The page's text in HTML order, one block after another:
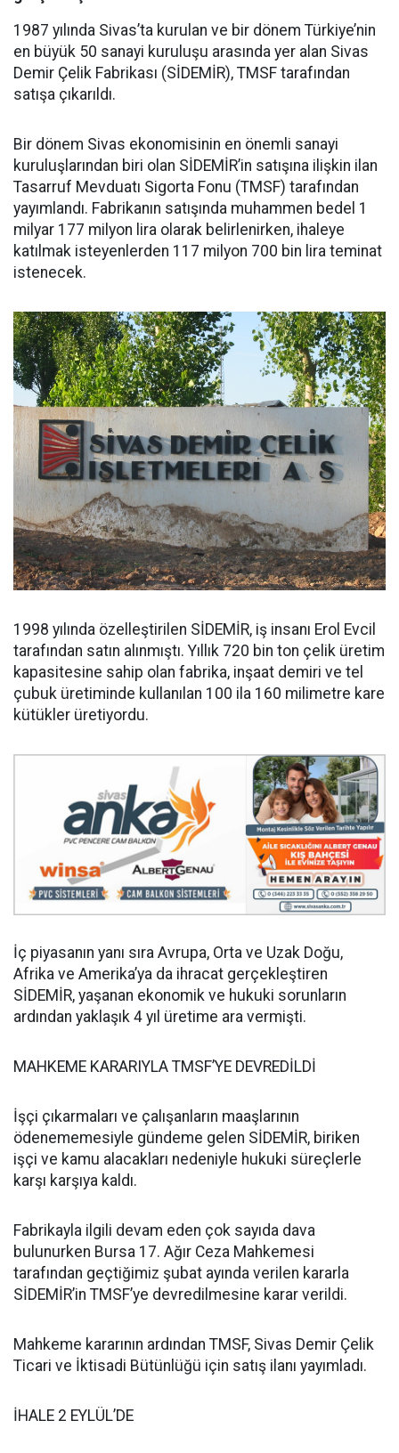
1987 yılında Sivas’ta kurulan ve bir dönem Türkiye’nin
en büyük 50 sanayi kuruluşu arasında yer alan Sivas
Demir Çelik Fabrikası (SİDEMİR), TMSF tarafından
satışa çıkarıldı.
Bir dönem Sivas ekonomisinin en önemli sanayi
kuruluşlarından biri olan SİDEMİR’in satışına ilişkin ilan
Tasarruf Mevduatı Sigorta Fonu (TMSF) tarafından
yayımlandı. Fabrikanın satışında muhammen bedel 1
milyar 177 milyon lira olarak belirlenirken, ihaleye
katılmak isteyenlerden 117 milyon 700 bin lira teminat
istenecek.
1998 yılında özelleştirilen SİDEMİR, iş insanı Erol Evcil
tarafından satın alınmıştı. Yıllık 720 bin ton çelik üretim
kapasitesine sahip olan fabrika, inşaat demiri ve tel
çubuk üretiminde kullanılan 100 ila 160 milimetre kare
kütükler üretiyordu.
İç piyasanın yanı sıra Avrupa, Orta ve Uzak Doğu,
Afrika ve Amerika’ya da ihracat gerçekleştiren
SİDEMİR, yaşanan ekonomik ve hukuki sorunların
ardından yaklaşık 4 yıl üretime ara vermişti.
MAHKEME KARARIYLA TMSF’YE DEVREDİLDİ
İşçi çıkarmaları ve çalışanların maaşlarının
ödenememesiyle gündeme gelen SİDEMİR, biriken
işçi ve kamu alacakları nedeniyle hukuki süreçlerle
karşı karşıya kaldı.
Fabrikayla ilgili devam eden çok sayıda dava
bulunurken Bursa 17. Ağır Ceza Mahkemesi
tarafından geçtiğimiz şubat ayında verilen kararla
SİDEMİR’in TMSF’ye devredilmesine karar verildi.
Mahkeme kararının ardından TMSF, Sivas Demir Çelik
Ticari ve İktisadi Bütünlüğü için satış ilanı yayımladı.
İHALE 2 EYLÜL’DE